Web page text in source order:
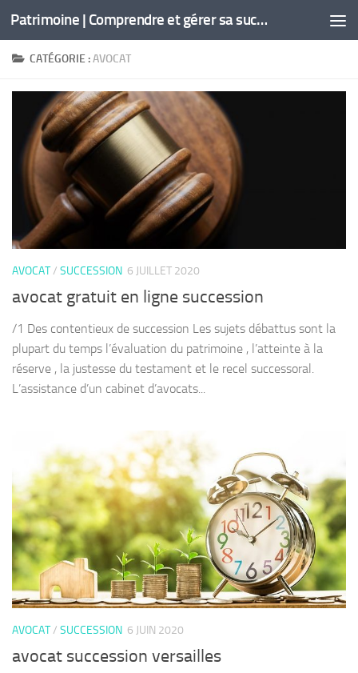
Skip to content Patrimoine | Comprendre et gérer sa succession
CATÉGORIE :AVOCAT
AVOCAT/ SUCCESSION 6 JUILLET 2020
avocat gratuit en ligne succession
/1 Des contentieux de succession Les sujets débattus sont la
plupart du temps l’évaluation du patrimoine , l’atteinte à la
réserve , la justesse du testament et le recel successoral.
L’assistance d’un cabinet d’avocats...
AVOCAT/ SUCCESSION 6 JUIN 2020
avocat succession versailles